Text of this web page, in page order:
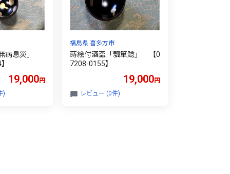
病息災」
19,000円
)
福島県 喜多方市
蒔絵付酒盃「瓢箪鯰」 【0
7208-0155】
19,000円
レビュー (0件)